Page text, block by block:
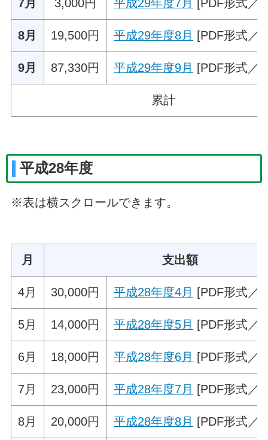
7月 3,000円 平成29年度7月 [PDF形式／
8月 19,500円 平成29年度8月 [PDF形式／
9月 87,330円 平成29年度9月 [PDF形式／
累計
平成28年度
※表は横スクロールできます。
月 支出額
4月 30,000円 平成28年度4月 [PDF形式／
5月 14,000円 平成28年度5月 [PDF形式／
6月 18,000円 平成28年度6月 [PDF形式／
7月 23,000円 平成28年度7月 [PDF形式／
8月 20,000円 平成28年度8月 [PDF形式／